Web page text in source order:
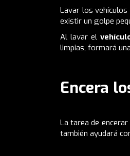
Lavar los
existir un golpe
Al lavar el
limpias, formará
Encera
La tarea de
también ayudará